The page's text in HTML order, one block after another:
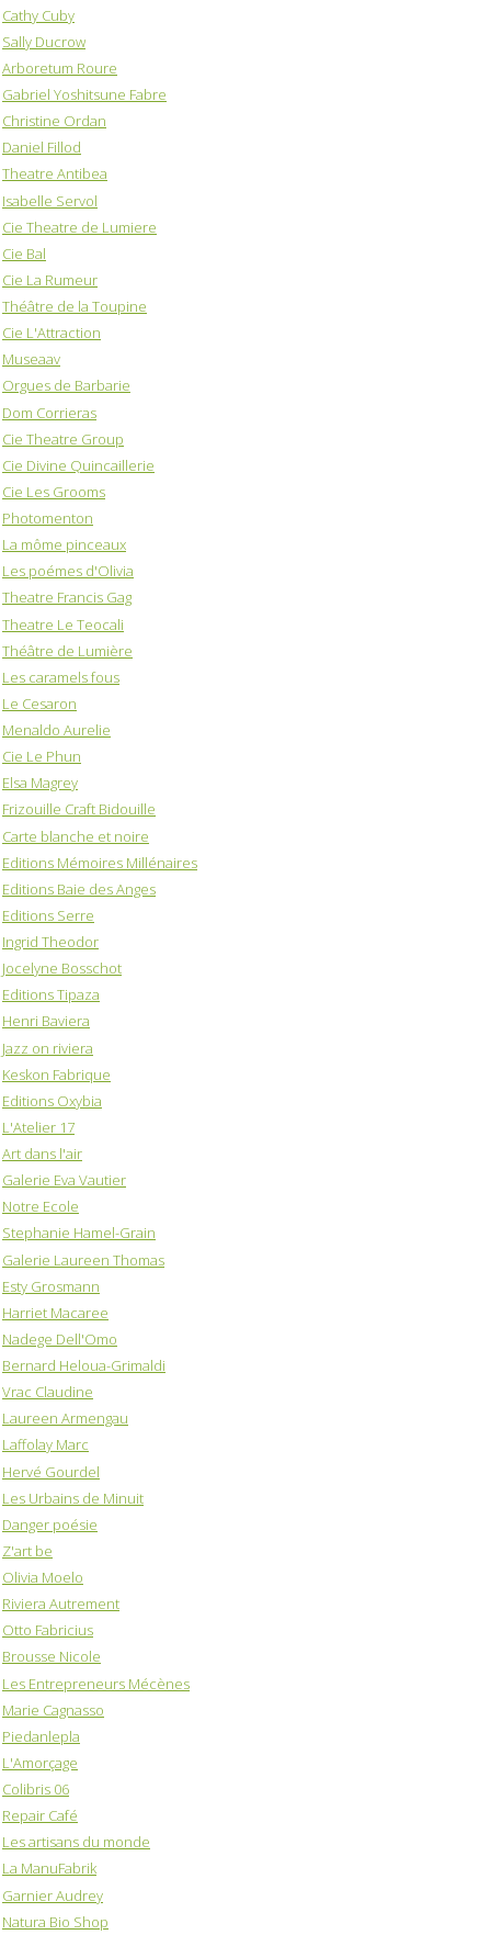
Cathy Cuby
Sally Ducrow
Arboretum Roure
Gabriel Yoshitsune Fabre
Christine Ordan
Daniel Fillod
Theatre Antibea
Isabelle Servol
Cie Theatre de Lumiere
Cie Bal
Cie La Rumeur
Théâtre de la Toupine
Cie L'Attraction
Museaav
Orgues de Barbarie
Dom Corrieras
Cie Theatre Group
Cie Divine Quincaillerie
Cie Les Grooms
Photomenton
La môme pinceaux
Les poémes d'Olivia
Theatre Francis Gag
Theatre Le Teocali
Théâtre de Lumière
Les caramels fous
Le Cesaron
Menaldo Aurelie
Cie Le Phun
Elsa Magrey
Frizouille Craft Bidouille
Carte blanche et noire
Editions Mémoires Millénaires
Editions Baie des Anges
Editions Serre
Ingrid Theodor
Jocelyne Bosschot
Editions Tipaza
Henri Baviera
Jazz on riviera
Keskon Fabrique
Editions Oxybia
L'Atelier 17
Art dans l'air
Galerie Eva Vautier
Notre Ecole
Stephanie Hamel-Grain
Galerie Laureen Thomas
Esty Grosmann
Harriet Macaree
Nadege Dell'Omo
Bernard Heloua-Grimaldi
Vrac Claudine
Laureen Armengau
Laffolay Marc
Hervé Gourdel
Les Urbains de Minuit
Danger poésie
Z'art be
Olivia Moelo
Riviera Autrement
Otto Fabricius
Brousse Nicole
Les Entrepreneurs Mécènes
Marie Cagnasso
Piedanlepla
L'Amorçage
Colibris 06
Repair Café
Les artisans du monde
La ManuFabrik
Garnier Audrey
Natura Bio Shop